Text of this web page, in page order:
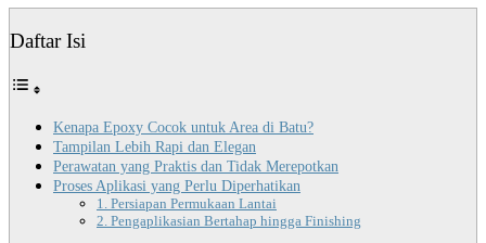
Daftar Isi
Kenapa Epoxy Cocok untuk Area di Batu?
Tampilan Lebih Rapi dan Elegan
Perawatan yang Praktis dan Tidak Merepotkan
Proses Aplikasi yang Perlu Diperhatikan
1. Persiapan Permukaan Lantai
2. Pengaplikasian Bertahap hingga Finishing